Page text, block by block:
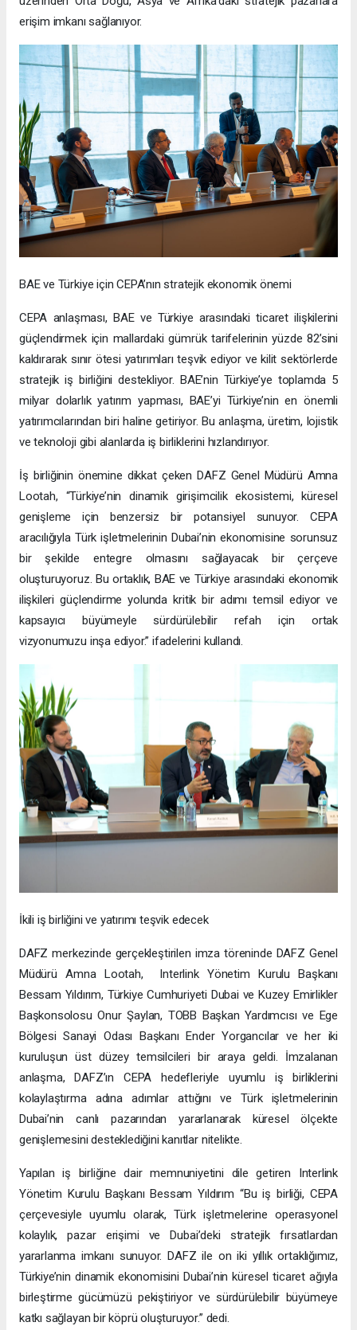
erişim imkanı sağlanıyor.
BAE ve Türkiye için CEPA’nın stratejik ekonomik önemi
CEPA anlaşması, BAE ve Türkiye arasındaki ticaret ilişkilerini
güçlendirmek için mallardaki gümrük tarifelerinin yüzde 82’sini
kaldırarak sınır ötesi yatırımları teşvik ediyor ve kilit sektörlerde
stratejik iş birliğini destekliyor. BAE’nin Türkiye’ye toplamda 5
milyar dolarlık yatırım yapması, BAE’yi Türkiye’nin en önemli
yatırımcılarından biri haline getiriyor. Bu anlaşma, üretim, lojistik
ve teknoloji gibi alanlarda iş birliklerini hızlandırıyor.
İş birliğinin önemine dikkat çeken DAFZ Genel Müdürü Amna
Lootah, “Türkiye’nin dinamik girişimcilik ekosistemi, küresel
genişleme için benzersiz bir potansiyel sunuyor. CEPA
aracılığıyla Türk işletmelerinin Dubai’nin ekonomisine sorunsuz
bir şekilde entegre olmasını sağlayacak bir çerçeve
oluşturuyoruz. Bu ortaklık, BAE ve Türkiye arasındaki ekonomik
ilişkileri güçlendirme yolunda kritik bir adımı temsil ediyor ve
kapsayıcı büyümeyle sürdürülebilir refah için ortak
vizyonumuzu inşa ediyor.” ifadelerini kullandı.
İkili iş birliğini ve yatırımı teşvik edecek
DAFZ merkezinde gerçekleştirilen imza töreninde DAFZ Genel
Müdürü Amna Lootah, Interlink Yönetim Kurulu Başkanı
Bessam Yıldırım, Türkiye Cumhuriyeti Dubai ve Kuzey Emirlikler
Başkonsolosu Onur Şaylan, TOBB Başkan Yardımcısı ve Ege
Bölgesi Sanayi Odası Başkanı Ender Yorgancılar ve her iki
kuruluşun üst düzey temsilcileri bir araya geldi. İmzalanan
anlaşma, DAFZ’ın CEPA hedefleriyle uyumlu iş birliklerini
kolaylaştırma adına adımlar attığını ve Türk işletmelerinin
Dubai’nin canlı pazarından yararlanarak küresel ölçekte
genişlemesini desteklediğini kanıtlar nitelikte.
Yapılan iş birliğine dair memnuniyetini dile getiren Interlink
Yönetim Kurulu Başkanı Bessam Yıldırım “Bu iş birliği, CEPA
çerçevesiyle uyumlu olarak, Türk işletmelerine operasyonel
kolaylık, pazar erişimi ve Dubai’deki stratejik fırsatlardan
yararlanma imkanı sunuyor. DAFZ ile on iki yıllık ortaklığımız,
Türkiye’nin dinamik ekonomisini Dubai’nin küresel ticaret ağıyla
birleştirme gücümüzü pekiştiriyor ve sürdürülebilir büyümeye
katkı sağlayan bir köprü oluşturuyor.” dedi.